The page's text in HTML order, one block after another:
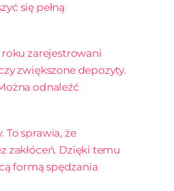
się pełną
zarejestrowani
zwiększone depozyty.
odnaleźć
To sprawia, że
zakłóceń. Dzięki temu
formą spędzania